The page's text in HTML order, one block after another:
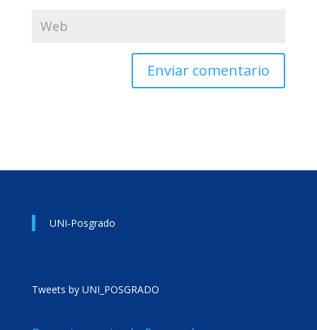
UNI-Posgrado
Tweets by UNI_POSGRADO